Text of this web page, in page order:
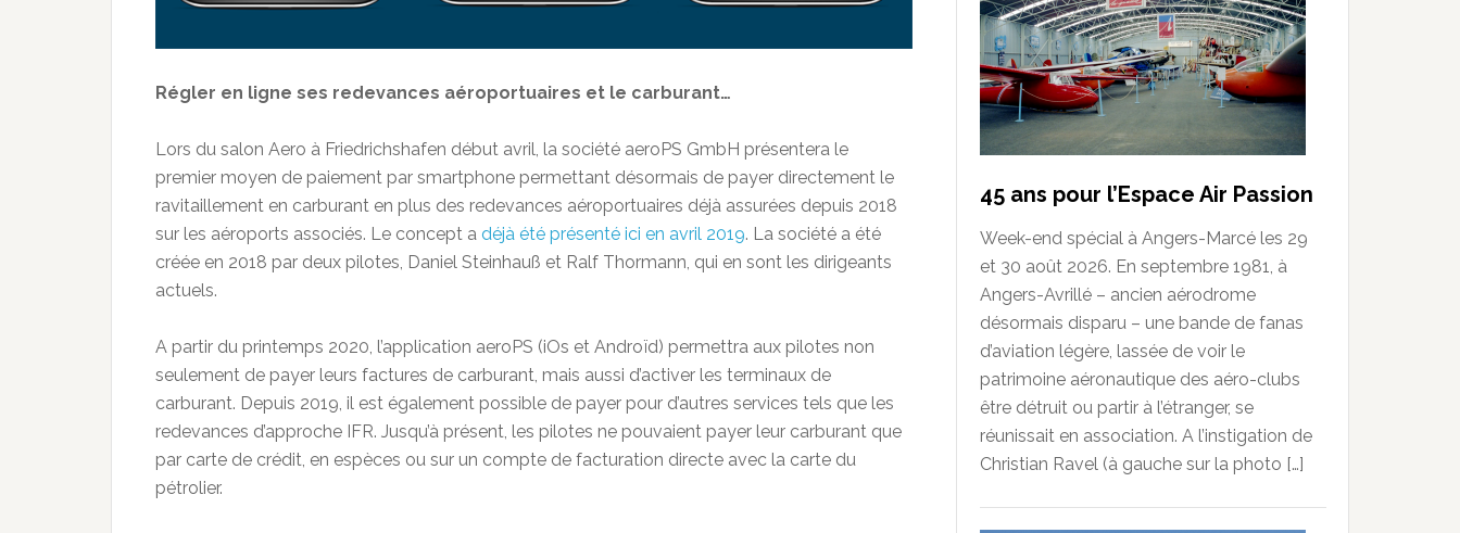
Régler en ligne ses redevances aéroportuaires et le carburant…
Lors du salon Aero à Friedrichshafen début avril, la société aeroPS GmbH présentera le
premier moyen de paiement par smartphone permettant désormais de payer directement le
ravitaillement en carburant en plus des redevances aéroportuaires déjà assurées depuis 2018
sur les aéroports associés. Le concept a déjà été présenté ici en avril 2019. La société a été
créée en 2018 par deux pilotes, Daniel Steinhauß et Ralf Thormann, qui en sont les dirigeants
actuels.
A partir du printemps 2020, l’application aeroPS (iOs et Androïd) permettra aux pilotes non
seulement de payer leurs factures de carburant, mais aussi d’activer les terminaux de
carburant. Depuis 2019, il est également possible de payer pour d’autres services tels que les
redevances d’approche IFR. Jusqu’à présent, les pilotes ne pouvaient payer leur carburant que
par carte de crédit, en espèces ou sur un compte de facturation directe avec la carte du
pétrolier.
45 ans pour l’Espace Air Passion
Week-end spécial à Angers-Marcé les 29
et 30 août 2026. En septembre 1981, à
Angers-Avrillé – ancien aérodrome
désormais disparu – une bande de fanas
d’aviation légère, lassée de voir le
patrimoine aéronautique des aéro-clubs
être détruit ou partir à l’étranger, se
réunissait en association. A l’instigation de
Christian Ravel (à gauche sur la photo […]